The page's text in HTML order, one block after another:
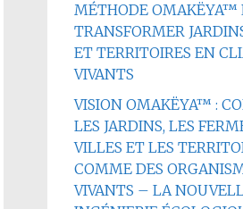
MÉTHODE OMAKËYA™
TRANSFORMER
ET TERRITOIRES EN
VIVANTS
VISION OMAKËYA™ :
LES JARDINS, LES
VILLES ET LES
COMME DES
VIVANTS – LA